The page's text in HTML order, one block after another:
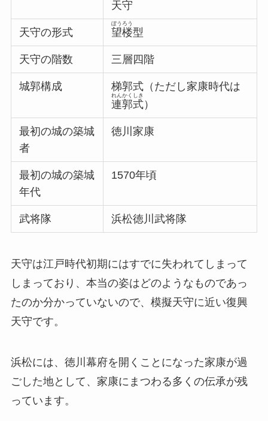
天守
天守の形式 望楼
ぼうろう
型
天守の階数 三層四階
城郭構成
梯郭式（ただし家康時代は
連郭式
れんかくしき
）
最初の城の築城
者
徳川家康
最初の城の築城
年代
1570年頃
武将隊 浜松徳川武将隊
天守は江戸時代初期にはすでに失われてしまって
しまっており、本当の姿はどのようなものであっ
たのか分かっていないので、模擬天守に近い復興
天守です。
浜松には、徳川幕府を開くことになった家康が過
ごした地として、家康にまつわる多くの伝承が残
っています。